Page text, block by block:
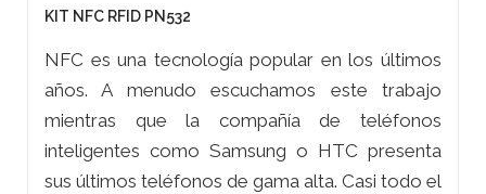
KIT NFC RFID PN532
NFC es una tecnología popular en los últimos
años. A menudo escuchamos este trabajo
mientras que la compañía de teléfonos
inteligentes como Samsung o HTC presenta
sus últimos teléfonos de gama alta. Casi todo el